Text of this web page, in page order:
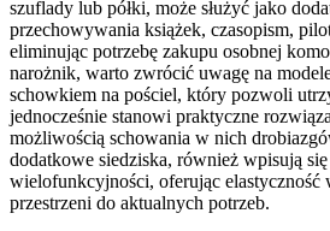
szuflady lub półki, może służyć jako
przechowywania książek, czasopism,
eliminując potrzebę zakupu osobnej
narożnik, warto zwrócić uwagę na
schowkiem na pościel, który pozwoli
jednocześnie stanowi praktyczne
możliwością schowania w nich
dodatkowe siedziska, również wpisują
wielofunkcyjności, oferując elastyczność
przestrzeni do aktualnych potrzeb.